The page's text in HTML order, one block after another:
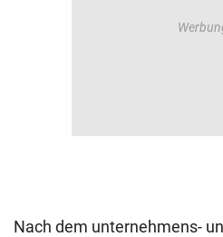
Nach dem unternehmens-